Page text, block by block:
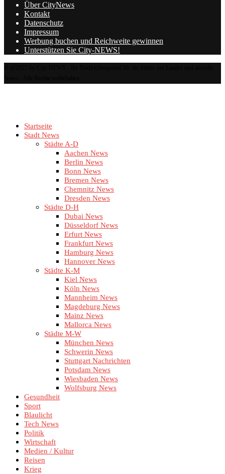
Über CityNews
Kontakt
Datenschutz
Impressum
Werbung buchen und Reichweite gewinnen
Unterstützen Sie City-NEWS!
Startseite
Stadt News
Städte A-D
Aachen News
Berlin News
Bonn News
Bremen News
Chemnitz News
Dresden News
Städte D-H
Dubai News
Düsseldorf News
Erfurt News
Frankfurt News
Hamburg News
Hannover News
Städte K-M
Kiel News
Köln News
Mannheim News
Magdeburg News
Mainz News
Mallorca News
Städte M-W
München News
Schwerin News
Stuttgart Nachrichten
Potsdam News
Wiesbaden News
Wolfsburg News
Gesundheit
Sport
Blaulicht
Tech News
Politik
Wirtschaft
Medien / Kultur
Reisen
Krieg